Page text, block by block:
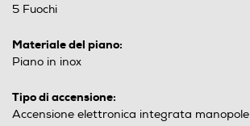
5 Fuochi
Materiale del piano:
Piano in inox
Tipo di accensione:
Accensione elettronica integrata manopole